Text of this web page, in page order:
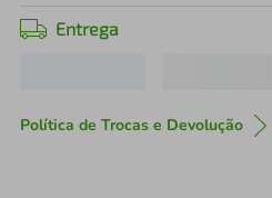
Entrega
Política de Trocas e Devolução